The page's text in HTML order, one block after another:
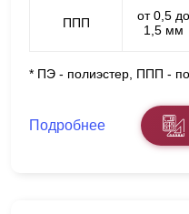
ППП
от 0,5 до
1,5 мм
* ПЭ - полиэстер, ППП -
Подробнее